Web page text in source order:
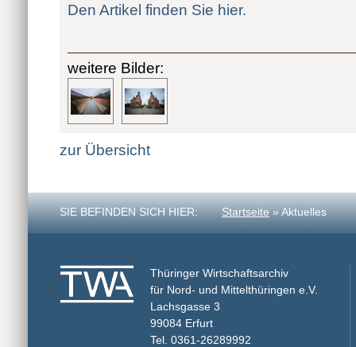
Den Artikel finden Sie hier.
weitere Bilder:
zur Übersicht
SIE BEFINDEN SICH HIER: Startseite» Aktuelles
Thüringer Wirtschaftsarchiv
für Nord- und Mittelthüringen e.V.
Lachsgasse 3
99084 Erfurt
Tel. 0361-26289992